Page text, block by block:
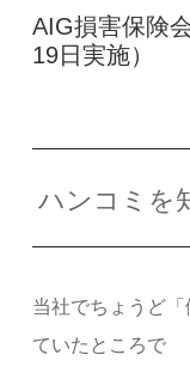
AIG損害保険
19日実施）
ハンコミを
当社でちょうど
ていたところで